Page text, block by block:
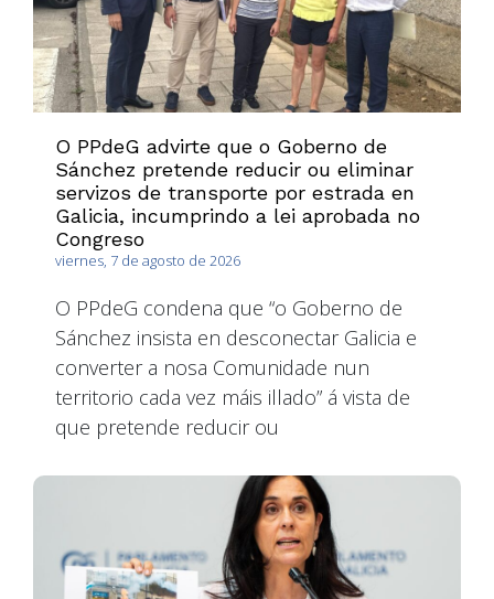
O PPdeG advirte que o Goberno de
Sánchez pretende reducir ou eliminar
servizos de transporte por estrada en
Galicia, incumprindo a lei aprobada no
Congreso
viernes, 7 de agosto de 2026
O PPdeG condena que “o Goberno de
Sánchez insista en desconectar Galicia e
converter a nosa Comunidade nun
territorio cada vez máis illado” á vista de
que pretende reducir ou